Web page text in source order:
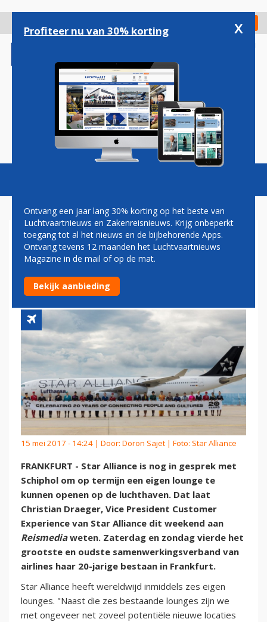
gaan
Check in
Magazine Podcasts Vacatures
EIGEN STAR ALLIANCE-
LOUNGE OP SCHIPHOL NOG
STEEDS EEN OPTIE
15 mei 2017 - 14:24 | Door: Doron Sajet | Foto: Star Alliance
FRANKFURT - Star Alliance is nog in gesprek met
Schiphol om op termijn een eigen lounge te
kunnen openen op de luchthaven. Dat laat
Christian Draeger, Vice President Customer
Experience van Star Alliance dit weekend aan
Reismediaweten. Zaterdag en zondag vierde het
grootste en oudste samenwerkingsverband van
airlines haar 20-jarige bestaan in Frankfurt.
Star Alliance heeft wereldwijd inmiddels zes eigen
lounges. "Naast die zes bestaande lounges zijn we
met ongeveer net zoveel potentiële nieuwe locaties
Profiteer nu van 30% korting x
Ontvang een jaar lang 30% korting op het beste van
Luchtvaartnieuws en Zakenreisnieuws. Krijg onbeperkt
toegang tot al het nieuws en de bijbehorende Apps.
Ontvang tevens 12 maanden het Luchtvaartnieuws
Magazine in de mail of op de mat.
Bekijk aanbieding